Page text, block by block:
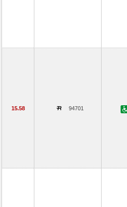
15.58 94701